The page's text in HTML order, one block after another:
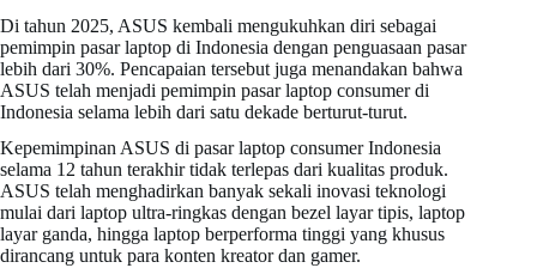
Di tahun 2025, ASUS kembali mengukuhkan diri sebagai
pemimpin pasar laptop di Indonesia dengan penguasaan pasar
lebih dari 30%. Pencapaian tersebut juga menandakan bahwa
ASUS telah menjadi pemimpin pasar laptop consumer di
Indonesia selama lebih dari satu dekade berturut-turut.
Kepemimpinan ASUS di pasar laptop consumer Indonesia
selama 12 tahun terakhir tidak terlepas dari kualitas produk.
ASUS telah menghadirkan banyak sekali inovasi teknologi
mulai dari laptop ultra-ringkas dengan bezel layar tipis, laptop
layar ganda, hingga laptop berperforma tinggi yang khusus
dirancang untuk para konten kreator dan gamer.